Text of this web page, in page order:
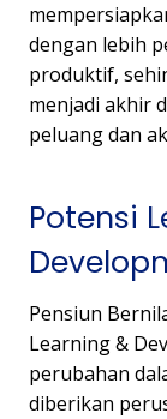
dengan lebih
produktif,
menjadi akhir
peluang dan
Potensi
Pensiun
Learning &
perubahan
diberikan